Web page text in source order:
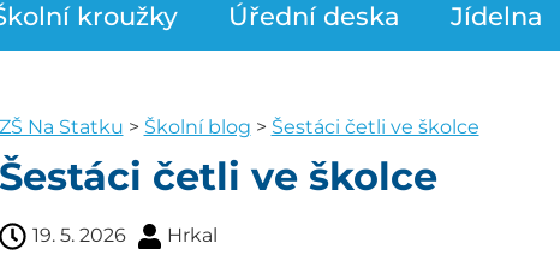
kroužky Úřední deska Jídelna
ZŠ Na Statku > Školní blog > Šestáci četli ve školce
Šestáci četli ve školce
19. 5. 2026 Hrkal